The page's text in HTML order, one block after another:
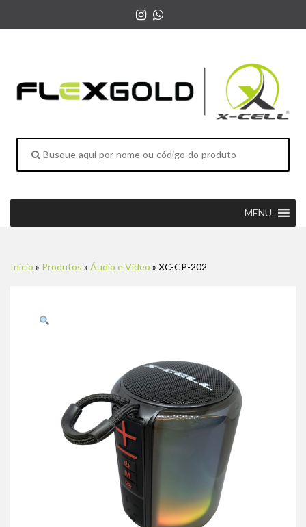
MENU
Início » Produtos » Áudio e Vídeo » XC-CP-202